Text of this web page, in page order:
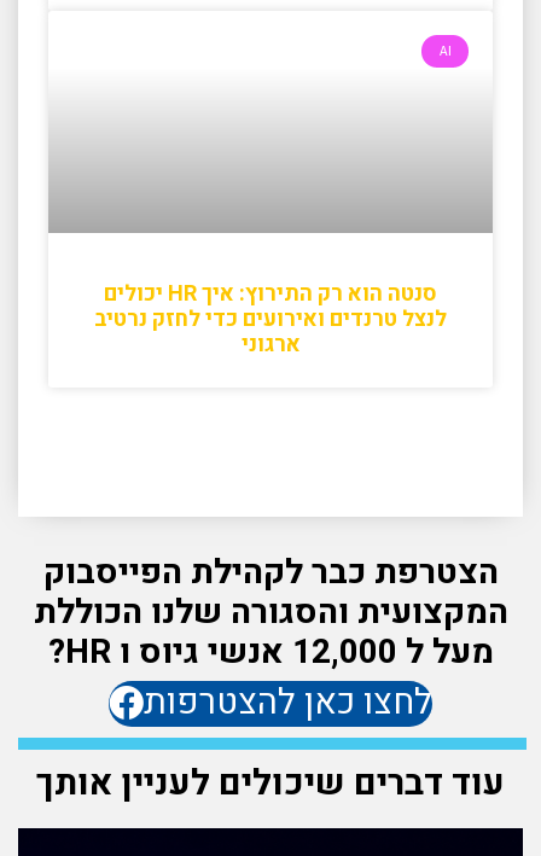
AI
סנטה הוא רק התירוץ: איך HR יכולים
לנצל טרנדים ואירועים כדי לחזק נרטיב
ארגוני
הצטרפת כבר לקהילת הפייסבוק
המקצועית והסגורה שלנו הכוללת
מעל ל 12,000 אנשי גיוס ו HR?
לחצו כאן להצטרפות
עוד דברים שיכולים לעניין אותך